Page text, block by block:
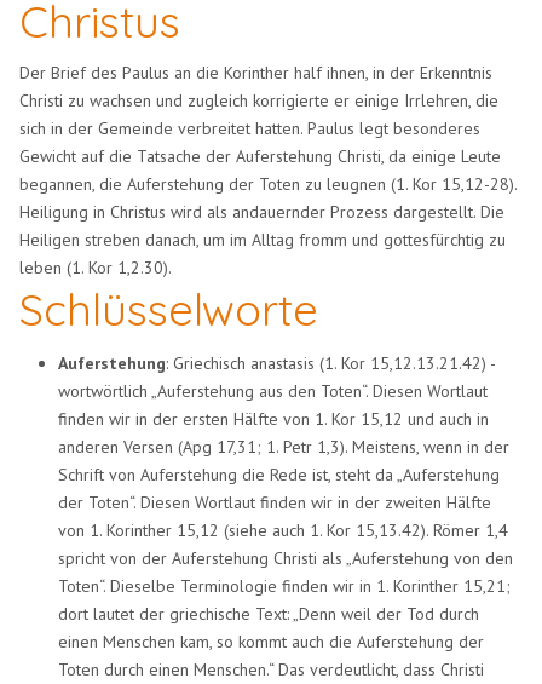
Christus
Der Brief des Paulus an die Korinther half ihnen, in der Erkenntnis
Christi zu wachsen und zugleich korrigierte er einige Irrlehren, die
sich in der Gemeinde verbreitet hatten. Paulus legt besonderes
Gewicht auf die Tatsache der Auferstehung Christi, da einige Leute
begannen, die Auferstehung der Toten zu leugnen (1. Kor 15,12-28).
Heiligung in Christus wird als andauernder Prozess dargestellt. Die
Heiligen streben danach, um im Alltag fromm und gottesfürchtig zu
leben (1. Kor 1,2.30).
Schlüsselworte
Auferstehung: Griechisch anastasis (1. Kor 15,12.13.21.42) -
wortwörtlich „Auferstehung aus den Toten“. Diesen Wortlaut
finden wir in der ersten Hälfte von 1. Kor 15,12 und auch in
anderen Versen (Apg 17,31; 1. Petr 1,3). Meistens, wenn in der
Schrift von Auferstehung die Rede ist, steht da „Auferstehung
der Toten“. Diesen Wortlaut finden wir in der zweiten Hälfte
von 1. Korinther 15,12 (siehe auch 1. Kor 15,13.42). Römer 1,4
spricht von der Auferstehung Christi als „Auferstehung von den
Toten“. Dieselbe Terminologie finden wir in 1. Korinther 15,21;
dort lautet der griechische Text: „Denn weil der Tod durch
einen Menschen kam, so kommt auch die Auferstehung der
Toten durch einen Menschen.“ Das verdeutlicht, dass Christi